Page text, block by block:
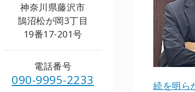
続を明ら
神奈川県藤沢市
鵠沼松が岡3丁目
19番17-201号
電話番号
090-9995-2233